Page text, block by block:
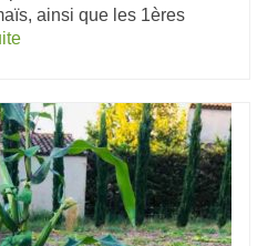
ainsi que les 1ères